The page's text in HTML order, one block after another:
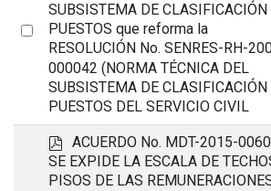
Select
SUBSISTEMA DE CLASIFICACIÓN
PUESTOS que reforma la
RESOLUCIÓN No. SENRES-RH-
000042 (NORMA TÉCNICA DEL
SUBSISTEMA DE CLASIFICACIÓN
PUESTOS DEL SERVICIO CIVIL
p
d
f
ACUERDO No. MDT-2015-
SE EXPIDE LA ESCALA DE
PISOS DE LAS